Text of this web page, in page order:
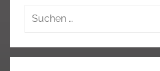
Suchen